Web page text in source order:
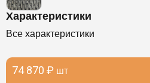
Характеристики
Все характеристики
74 870 ₽ шт